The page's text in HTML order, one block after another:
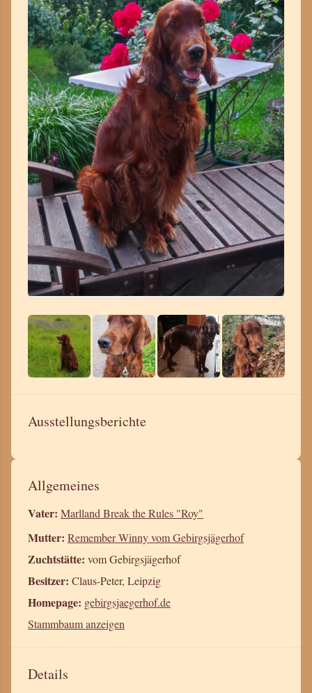
Ausstellungsberichte
Allgemeines
Vater: Marlland Break the Rules "Roy"
Mutter: Remember Winny vom Gebirgsjägerhof
Zuchtstätte: vom Gebirgsjägerhof
Besitzer: Claus-Peter, Leipzig
Homepage: gebirgsjaegerhof.de
Stammbaum anzeigen
Details